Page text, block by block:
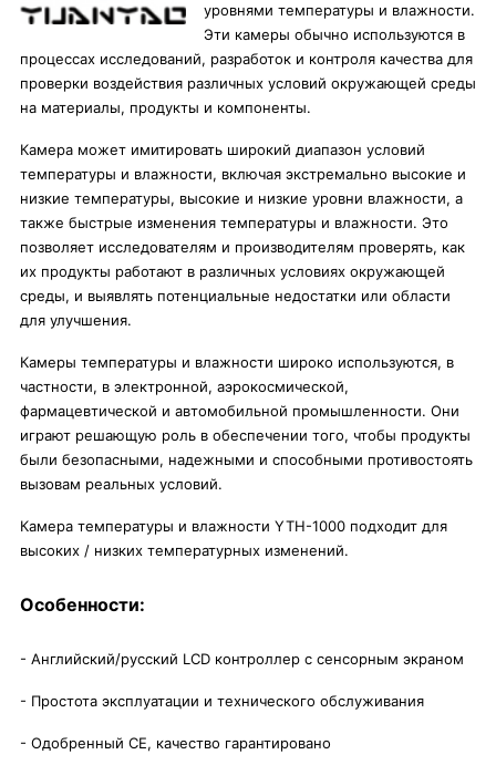
уровнями температуры и влажности.
Эти камеры обычно используются в
процессах исследований, разработок и контроля качества для
проверки воздействия различных условий окружающей среды
на материалы, продукты и компоненты.
Камера может имитировать широкий диапазон условий
температуры и влажности, включая экстремально высокие и
низкие температуры, высокие и низкие уровни влажности, а
также быстрые изменения температуры и влажности. Это
позволяет исследователям и производителям проверять, как
их продукты работают в различных условиях окружающей
среды, и выявлять потенциальные недостатки или области
для улучшения.
Камеры температуры и влажности широко используются, в
частности, в электронной, аэрокосмической,
фармацевтической и автомобильной промышленности. Они
играют решающую роль в обеспечении того, чтобы продукты
были безопасными, надежными и способными противостоять
вызовам реальных условий.
Камера температуры и влажности YTH-1000 подходит для
высоких / низких температурных изменений.
Особенности:
- Английский/русский LCD контроллер с сенсорным экраном
- Простота эксплуатации и технического обслуживания
- Одобренный CE, качество гарантировано